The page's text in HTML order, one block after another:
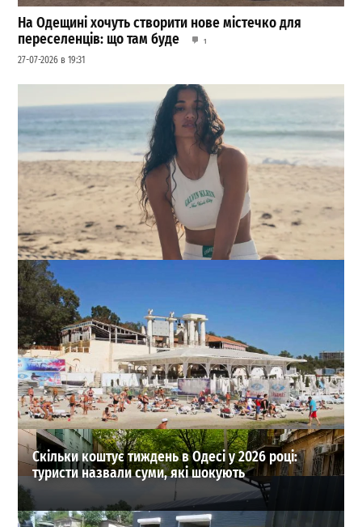
На Одещині хочуть створити нове містечко для
переселенців: що там буде
1
27-07-2026 в 19:31
Наймодніші шорти сезону: 3 головні фасони і з чим їх
носити
31-07-2026 в 19:38
ВИБІР РЕДАКЦІЇ
Скільки коштує тиждень в Одесі у 2026 році:
туристи назвали суми, які шокують